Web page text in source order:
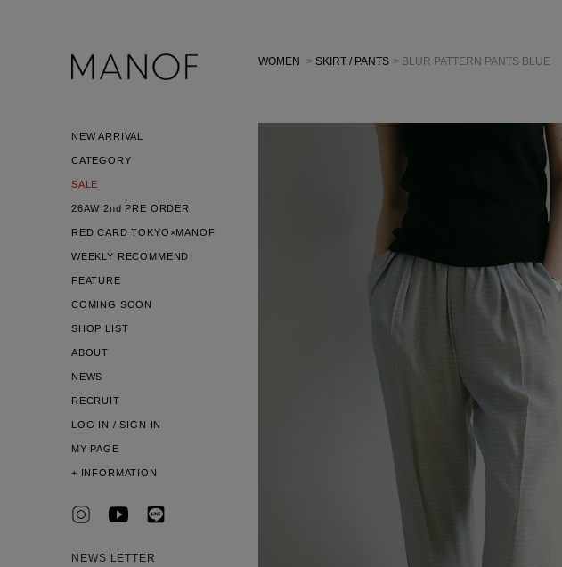
NEW ARRIVAL
CATEGORY
SALE
26AW 2nd PRE ORDER
RED CARD TOKYO×MANOF
WEEKLY RECOMMEND
FEATURE
COMING SOON
SHOP LIST
ABOUT
NEWS
RECRUIT
LOG IN / SIGN IN
MY PAGE
+ INFORMATION
NEWS LETTER
WOMEN > SKIRT / PANTS > BLUR PATTERN PANTS BLUE